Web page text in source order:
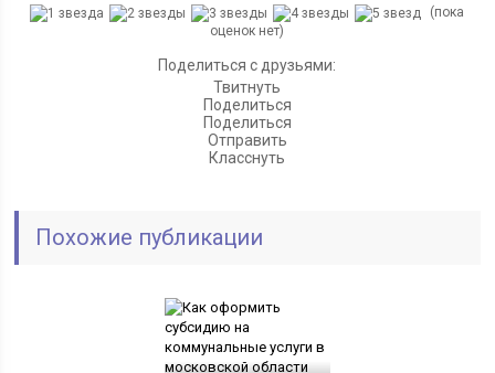
(пока
оценок нет)
Поделиться с друзьями:
Твитнуть
Поделиться
Поделиться
Отправить
Класснуть
Похожие публикации